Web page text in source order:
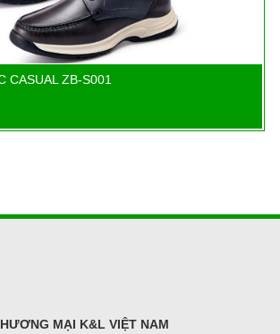
Chi tiết
CASUAL ZB-S001
MẠI K&L VIỆT NAM